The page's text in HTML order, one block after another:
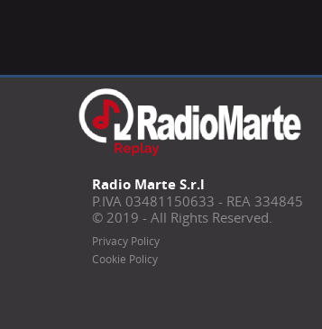
Radio Marte S.r.l
P.IVA 03481150633 - REA 334845
© 2019 - All Rights Reserved.
Privacy Policy
Cookie Policy